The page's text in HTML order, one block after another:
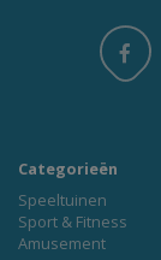
Categorieën
Speeltuinen
Sport & Fitness
Amusement